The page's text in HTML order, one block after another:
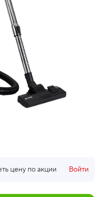
цену по акции Войти